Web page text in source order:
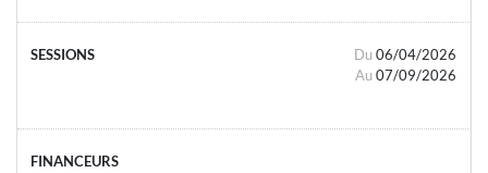
Du 06/04/2026
Au 07/09/2026